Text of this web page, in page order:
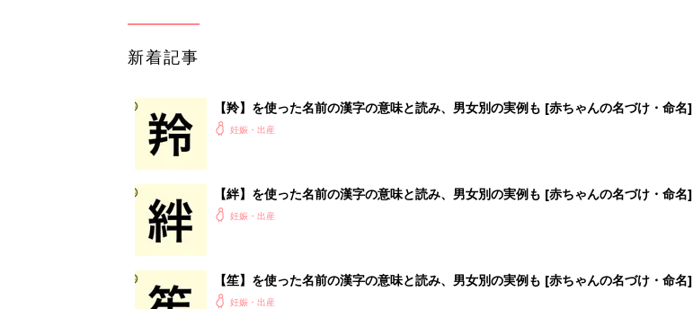
新着記事
【羚】を使った名前の漢字の意味と読み、男女別の実例も [赤ちゃんの名づけ・命名]
妊娠・出産
【絆】を使った名前の漢字の意味と読み、男女別の実例も [赤ちゃんの名づけ・命名]
妊娠・出産
【笙】を使った名前の漢字の意味と読み、男女別の実例も [赤ちゃんの名づけ・命名]
妊娠・出産